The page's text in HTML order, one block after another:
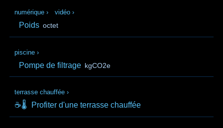
numérique › vidéo ›
Poids octet
piscine ›
Pompe de filtrage kgCO2e
terrasse chauffée ›
☕🌡️ Profiter d'une terrasse chauffée